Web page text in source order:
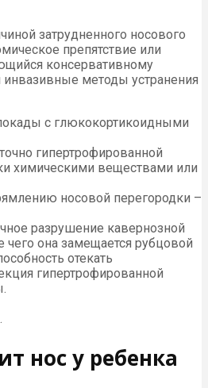
затрудненного носового
препятствие или
консервативному
методы устранения
с глюкокортикоидными
гипертрофированной
химическими веществами или
носовой перегородки –
разрушение кавернозной
чего она замещается рубцовой
отекать
гипертрофированной
нос у ребенка